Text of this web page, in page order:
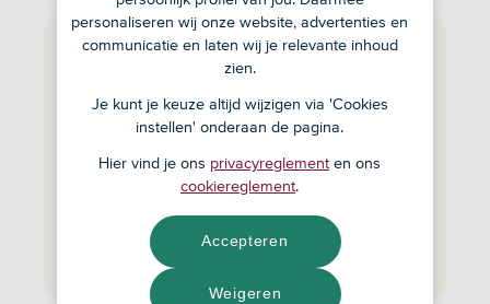
Waarom rechtsbijstand bij
Om je rechten te beschermen
Om een rechtvaardige oplossing te
krijgen, die het beste is voor jou
Voor hulp, advies en uitleg bij
ingewikkelde arbeidsrechtelijke
problemen
personaliseren wij onze website, advertenties en
communicatie en laten wij je relevante inhoud
zien.
Je kunt je keuze altijd wijzigen via 'Cookies
instellen' onderaan de pagina.
Hier vind je ons privacyreglement en ons
cookiereglement.
Weigeren
Accepteren